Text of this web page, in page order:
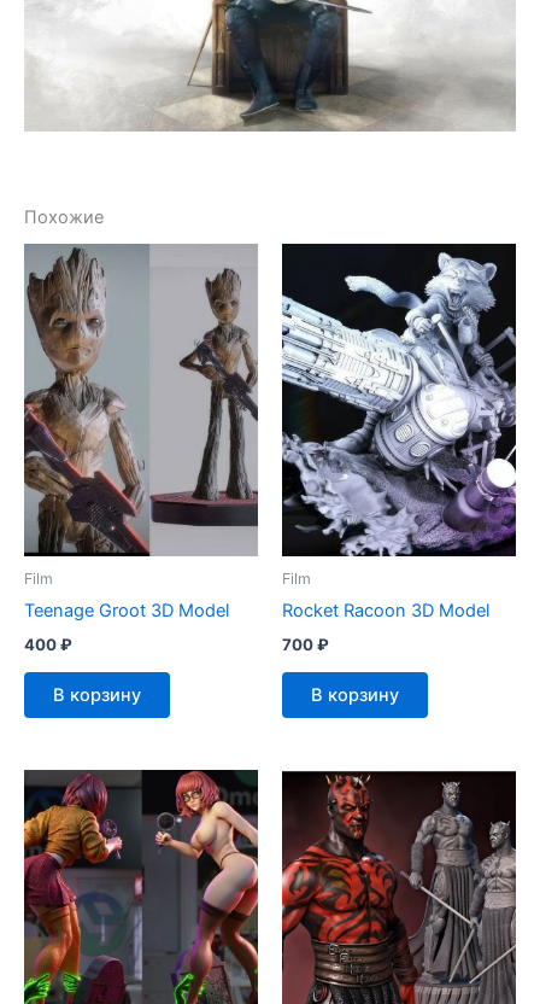
Похожие
Film
Teenage Groot 3D Model
400₽
В корзину
Film
Rocket Racoon 3D Model
700₽
В корзину